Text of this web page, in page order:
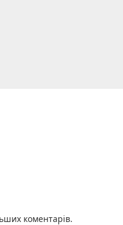
коментарів.